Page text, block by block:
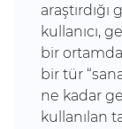
kullanıcı,
bir
bir tür
ne kadar
kullanılan